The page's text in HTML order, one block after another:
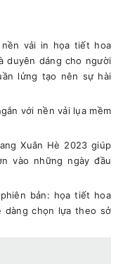
vải in họa tiết hoa
duyên dáng cho người
lửng tạo nên sự hài
với nền vải lụa mềm
Xuân Hè 2023 giúp
vào những ngày đầu
bản: họa tiết hoa
dàng chọn lựa theo sở